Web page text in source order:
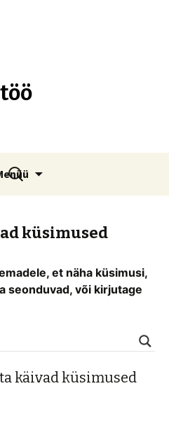
juurde
Otsi:
küsimused
et näha küsimusi,
seonduvad, või kirjutage
käivad küsimused